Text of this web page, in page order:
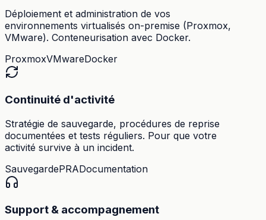
Déploiement et administration de vos
environnements virtualisés on-premise (Proxmox,
VMware). Conteneurisation avec Docker.
ProxmoxVMwareDocker
Continuité d'activité
Stratégie de sauvegarde, procédures de reprise
documentées et tests réguliers. Pour que votre
activité survive à un incident.
SauvegardePRADocumentation
Support & accompagnement